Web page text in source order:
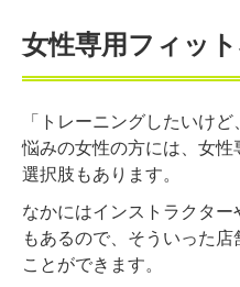
女性専用フィッ
「トレーニングしたいけ
悩みの女性の方には、女
選択肢もあります。
なかにはインストラクタ
もあるので、そういった
ことができます。